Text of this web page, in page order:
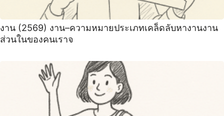
งาน (2569) งาน–ความหมายประเภทเคล็ดลับหางานงาน
ส่วนในของคนเราจ